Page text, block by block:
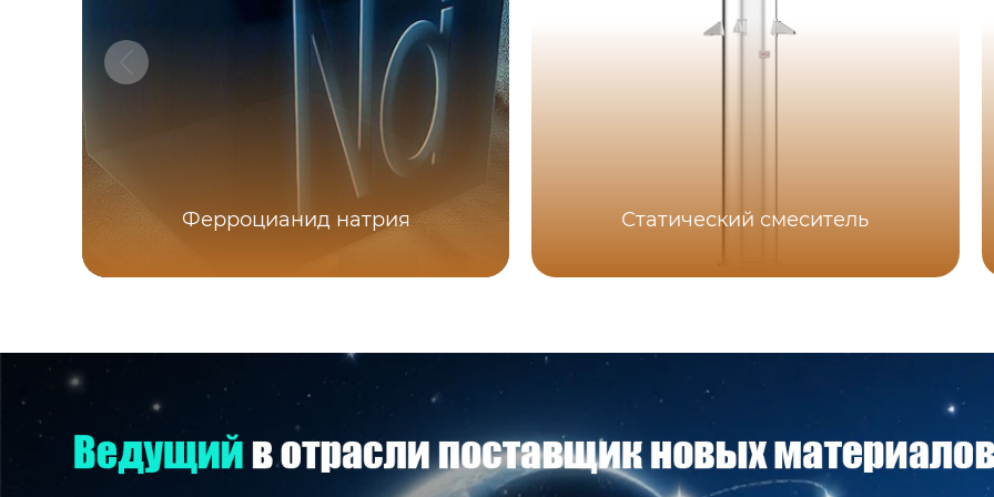
Ферроцианид натрия Статический смеситель